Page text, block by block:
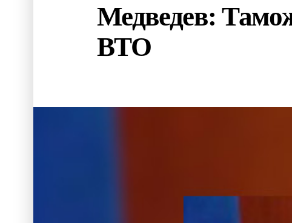
Медведев:
ВТО